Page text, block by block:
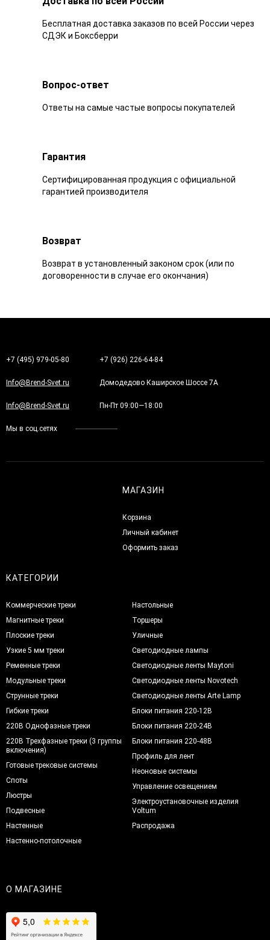
Бесплатная доставка заказов по всей России через
СДЭК и Боксберри
Вопрос-ответ
Ответы на самые частые вопросы покупателей
Гарантия
Сертифицированная продукция с официальной
гарантией производителя
Возврат
Возврат в установленный законом срок (или по
договоренности в случае его окончания)
+7 (495) 979-05-80 +7 (926) 226-64-84
Info@Brend-Svet.ru Домодедово Каширское Шоссе 7А
Info@Brend-Svet.ru Пн-Пт 09:00—18:00
Мы в соц.сетях
МАГАЗИН
Корзина
Личный кабинет
Оформить заказ
КАТЕГОРИИ
Коммерческие треки
Магнитные треки
Плоские треки
Узкие 5 мм треки
Ременные треки
Модульные треки
Струнные треки
Гибкие треки
220В Однофазные треки
220В Трехфазные треки (3 группы
включения)
Готовые трековые системы
Споты
Люстры
Подвесные
Настенные
Настенно-потолочные
Настольные
Торшеры
Уличные
Светодиодные лампы
Светодиодные ленты Maytoni
Светодиодные ленты Novotech
Светодиодные ленты Arte Lamp
Блоки питания 220-12В
Блоки питания 220-24В
Блоки питания 220-48В
Профиль для лент
Неоновые системы
Управление освещением
Электроустановочные изделия
Voltum
Распродажа
О МАГАЗИНЕ